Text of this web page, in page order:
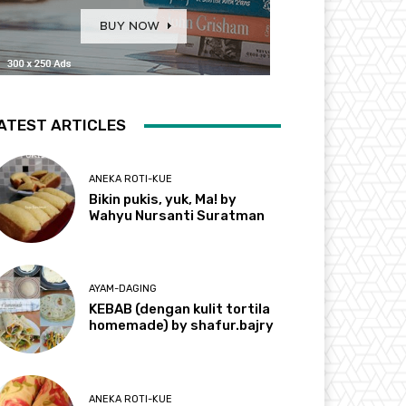
ARTICLES
ANEKA ROTI-KUE
Bikin pukis, yuk, Ma! by
Wahyu Nursanti Suratman
AYAM-DAGING
KEBAB (dengan kulit tortila
homemade) by shafur.bajry
ANEKA ROTI-KUE